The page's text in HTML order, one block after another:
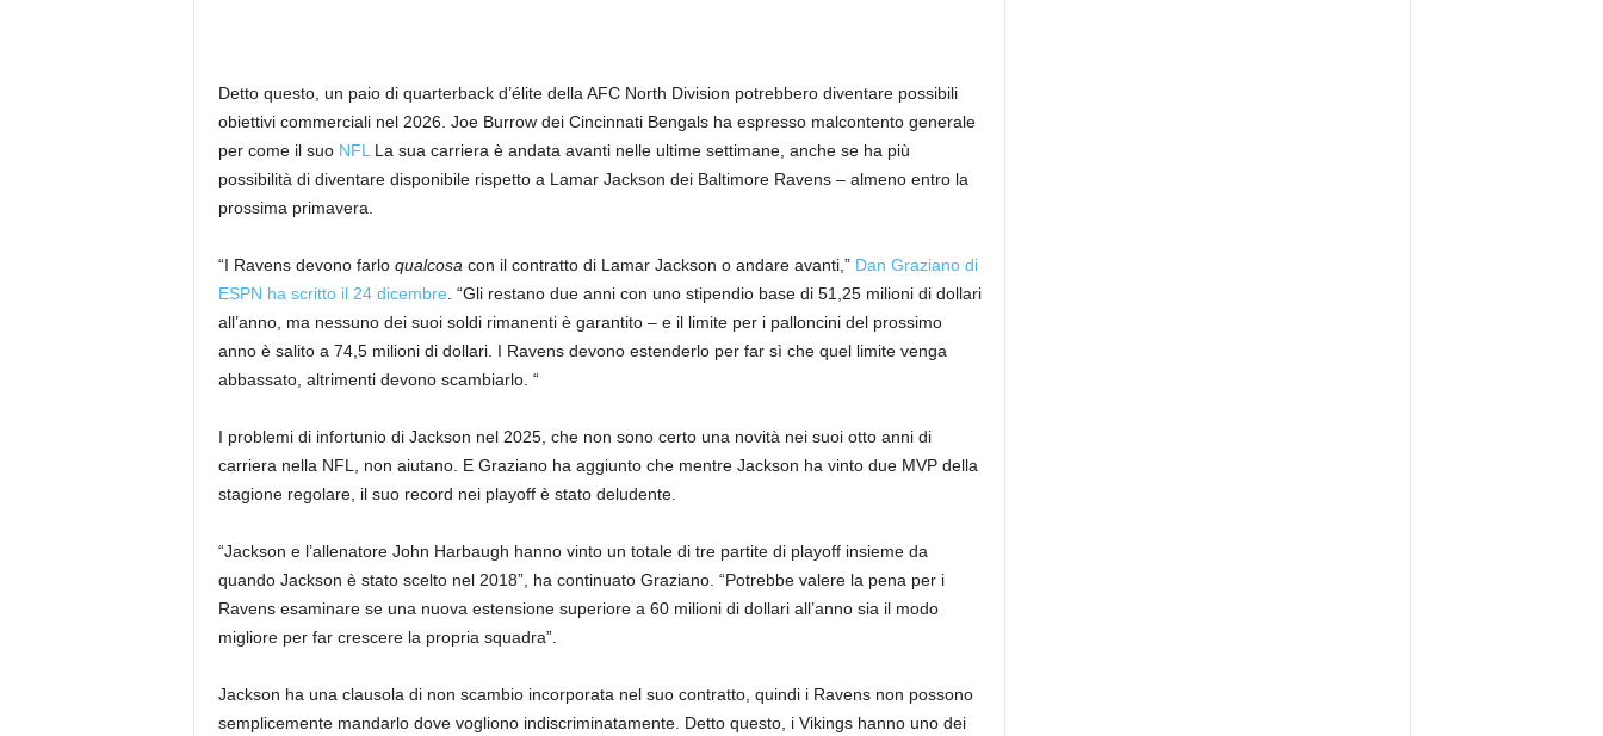
Detto questo, un paio di quarterback d’élite della AFC North Division potrebbero diventare possibili
obiettivi commerciali nel 2026. Joe Burrow dei Cincinnati Bengals ha espresso malcontento generale
per come il suo NFL La sua carriera è andata avanti nelle ultime settimane, anche se ha più
possibilità di diventare disponibile rispetto a Lamar Jackson dei Baltimore Ravens – almeno entro la
prossima primavera.
“I Ravens devono farlo qualcosa con il contratto di Lamar Jackson o andare avanti,” Dan Graziano di
ESPN ha scritto il 24 dicembre . “Gli restano due anni con uno stipendio base di 51,25 milioni di dollari
all’anno, ma nessuno dei suoi soldi rimanenti è garantito – e il limite per i palloncini del prossimo
anno è salito a 74,5 milioni di dollari. I Ravens devono estenderlo per far sì che quel limite venga
abbassato, altrimenti devono scambiarlo. “
I problemi di infortunio di Jackson nel 2025, che non sono certo una novità nei suoi otto anni di
carriera nella NFL, non aiutano. E Graziano ha aggiunto che mentre Jackson ha vinto due MVP della
stagione regolare, il suo record nei playoff è stato deludente.
“Jackson e l’allenatore John Harbaugh hanno vinto un totale di tre partite di playoff insieme da
quando Jackson è stato scelto nel 2018”, ha continuato Graziano. “Potrebbe valere la pena per i
Ravens esaminare se una nuova estensione superiore a 60 milioni di dollari all’anno sia il modo
migliore per far crescere la propria squadra”.
Jackson ha una clausola di non scambio incorporata nel suo contratto, quindi i Ravens non possono
semplicemente mandarlo dove vogliono indiscriminatamente. Detto questo, i Vikings hanno uno dei